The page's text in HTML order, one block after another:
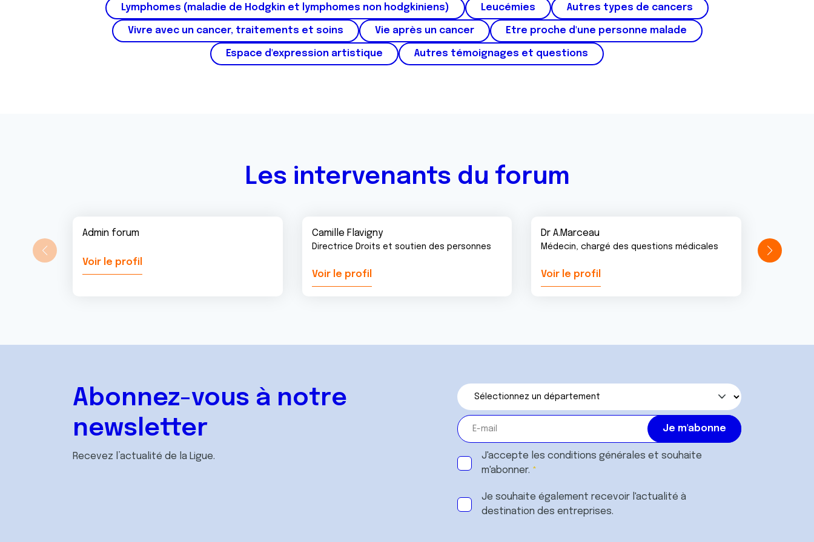
Lymphomes (maladie de Hodgkin et lymphomes non hodgkiniens) Leucémies Autres types de cancers
Vivre avec un cancer, traitements et soins Vie après un cancer Etre proche d'une personne malade
Espace d'expression artistique Autres témoignages et questions
Les intervenants du forum
Admin forum
Voir le profil
Camille Flavigny
Directrice Droits et soutien des personnes
Voir le profil
Dr A.Marceau
Médecin, chargé des questions médicales
Voir le profil
Abonnez-vous à notre
newsletter
Recevez l’actualité de la Ligue. J'accepte les conditions générales et souhaite
m'abonner.
Je souhaite également recevoir l'actualité à
destination des entreprises.